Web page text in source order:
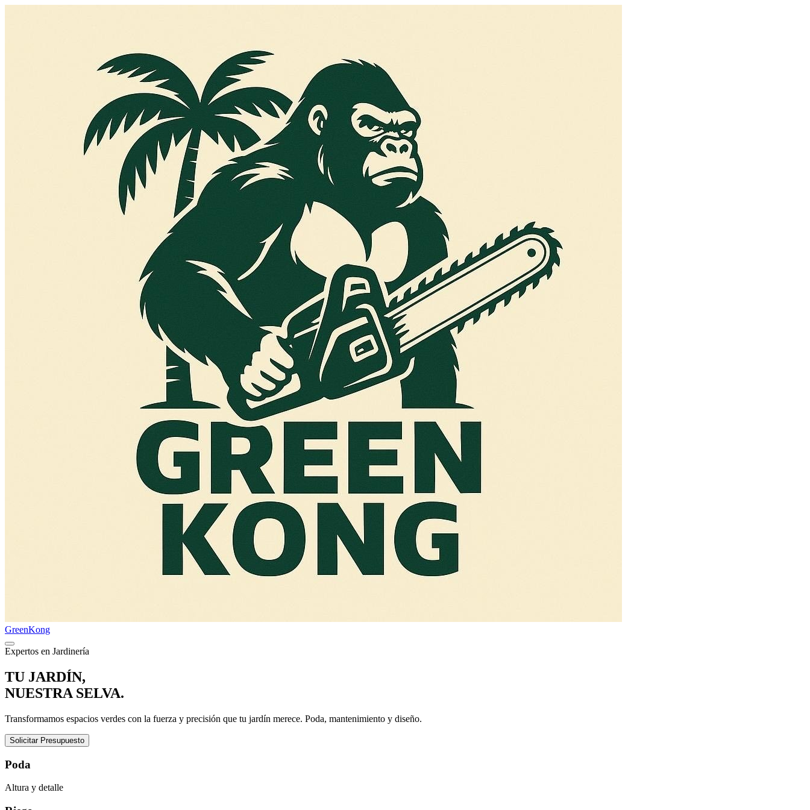
GreenKong
Expertos en Jardinería
TU JARDÍN,
NUESTRA SELVA.
Transformamos espacios verdes con la fuerza y precisión que tu jardín merece. Poda, mantenimiento y diseño.
Solicitar Presupuesto
Poda
Altura y detalle